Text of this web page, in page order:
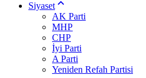
Siyaset
AK Parti
MHP
CHP
İyi Parti
A Parti
Yeniden Refah Partisi